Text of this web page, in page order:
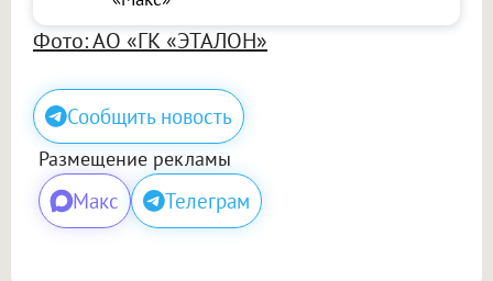
Фото: АО «ГК «ЭТАЛОН»
Сообщить новость
Размещение рекламы
Макс Телеграм